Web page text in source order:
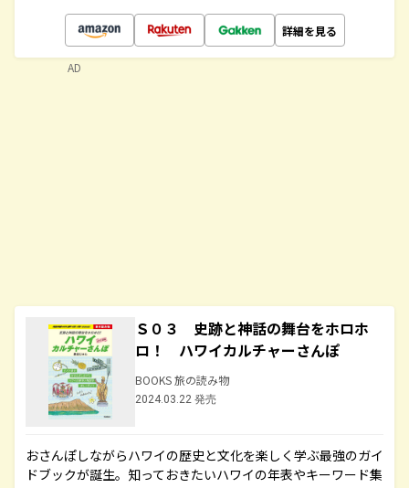
詳細を見る
Ｓ０３ 史跡と神話の舞台をホロホ
ロ！ ハワイカルチャーさんぽ
BOOKS 旅の読み物
2024.03.22 発売
おさんぽしながらハワイの歴史と文化を楽しく学ぶ最強のガイ
ドブックが誕生。知っておきたいハワイの年表やキーワード集
AD